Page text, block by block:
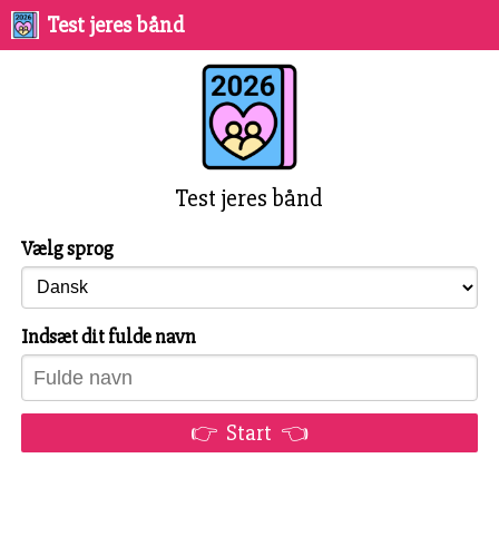
Test jeres bånd
Test jeres bånd
Vælg sprog
Indsæt dit fulde navn
👉 Start 👈